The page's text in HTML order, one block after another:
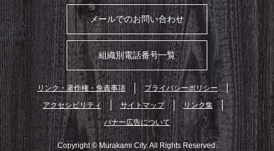
メールでのお問い合わせ
組織別電話番号一覧
リンク・著作権・免責事項
プライバシーポリシー
アクセシビリティ
サイトマップ
リンク集
バナー広告について
Copyright © Murakami City. All Rights Reserved.